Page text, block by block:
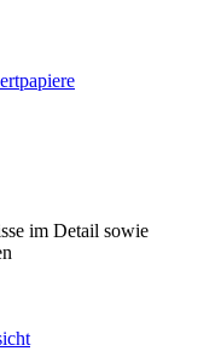
im Detail sowie